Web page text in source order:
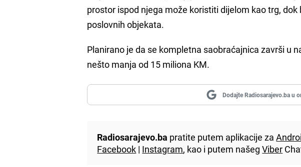
prostor ispod njega može koristiti dijelom kao trg,
poslovnih objekata.
Planirano je da se kompletna saobraćajnica završi u
nešto manja od 15 miliona KM.
Dodajte Radiosarajevo.ba u
Radiosarajevo.ba pratite putem aplikacije za
Facebook | Instagram, kao i putem našegViber